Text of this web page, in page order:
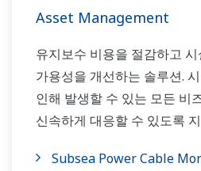
Asset Management
유지보수 비용을 절감하고
가용성을 개선하는 솔루션.
인해 발생할 수 있는 모든 비
신속하게 대응할 수 있도록
Subsea Power Cable